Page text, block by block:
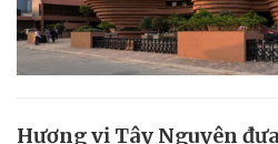
Hương vị Tây Nguyên